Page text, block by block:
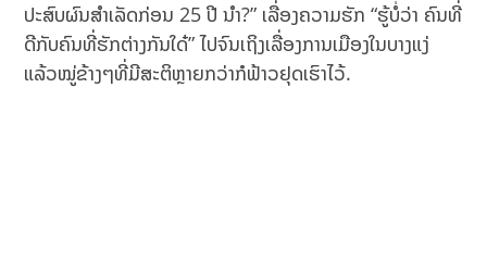
ປະສົບຜົນສໍາເລັດກ່ອນ 25 ປີ ນໍາ?” ເລື່ອງຄວາມຮັກ “ຮູ້ບໍ່ວ່າ ຄົນທີ່
ດີກັບຄົນທີ່ຮັກຕ່າງກັນໃດ໋” ໄປຈົນເຖິງເລື່ອງການເມືອງໃນບາງແງ່
ແລ້ວໝູ່ຂ້າງໆທີ່ມີສະຕິຫຼາຍກວ່າກໍຟ້າວຢຸດເຮົາໄວ້.